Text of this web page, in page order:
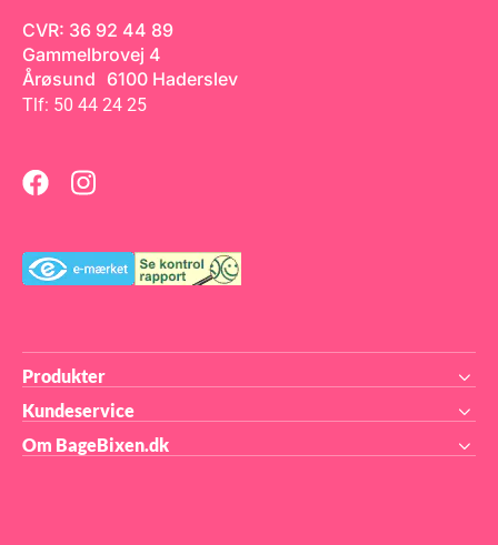
CVR: 36 92 44 89
Gammelbrovej 4
Årøsund 6100 Haderslev
Tlf: 50 44 24 25
Produkter
Kundeservice
Om BageBixen.dk